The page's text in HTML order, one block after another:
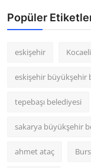
Popüler
eskişehir
eskişehir büyükşehir
tepebaşı belediyesi
sakarya büyükşehir
ahmet ataç